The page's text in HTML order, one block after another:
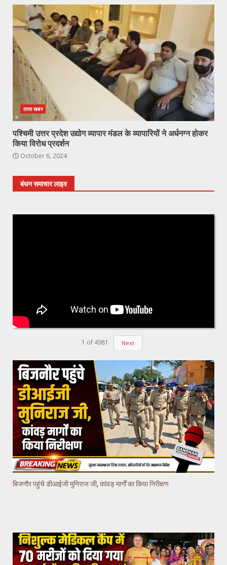
ताजा खबर
पश्चिमी उत्तर प्रदेश उद्योग व्यापार मंडल के व्यापारियों ने अर्धनग्न होकर
किया विरोध प्रदर्शन
October 6, 2024
बंधन समाचार लाइव
1 of 4981 Next
बिजनौर पहुंचे डीआईजी मुनिराज जी, कांवड़ मार्गों का किया निरीक्षण